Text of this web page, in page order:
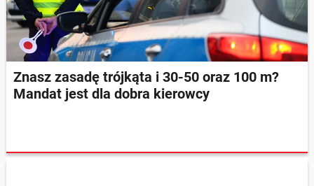
Znasz zasadę trójkąta i 30-50 oraz 100 m?
Mandat jest dla dobra kierowcy